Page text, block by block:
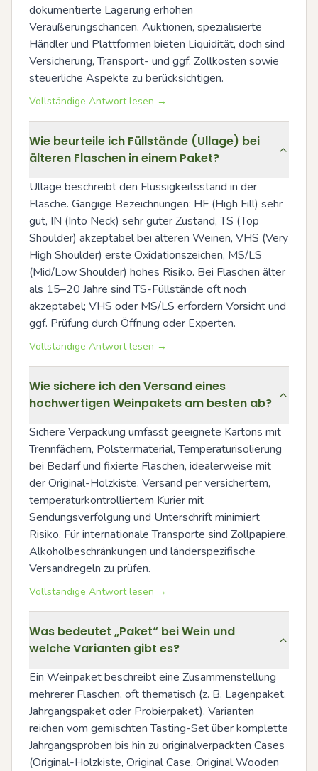
dokumentierte Lagerung erhöhen
Veräußerungschancen. Auktionen, spezialisierte
Händler und Plattformen bieten Liquidität, doch sind
Versicherung, Transport- und ggf. Zollkosten sowie
steuerliche Aspekte zu berücksichtigen.
Vollständige Antwort lesen →
Wie beurteile ich Füllstände (Ullage) bei
älteren Flaschen in einem Paket?
Ullage beschreibt den Flüssigkeitsstand in der
Flasche. Gängige Bezeichnungen: HF (High Fill) sehr
gut, IN (Into Neck) sehr guter Zustand, TS (Top
Shoulder) akzeptabel bei älteren Weinen, VHS (Very
High Shoulder) erste Oxidationszeichen, MS/LS
(Mid/Low Shoulder) hohes Risiko. Bei Flaschen älter
als 15–20 Jahre sind TS-Füllstände oft noch
akzeptabel; VHS oder MS/LS erfordern Vorsicht und
ggf. Prüfung durch Öffnung oder Experten.
Vollständige Antwort lesen →
Wie sichere ich den Versand eines
hochwertigen Weinpakets am besten ab?
Sichere Verpackung umfasst geeignete Kartons mit
Trennfächern, Polstermaterial, Temperaturisolierung
bei Bedarf und fixierte Flaschen, idealerweise mit
der Original-Holzkiste. Versand per versichertem,
temperaturkontrolliertem Kurier mit
Sendungsverfolgung und Unterschrift minimiert
Risiko. Für internationale Transporte sind Zollpapiere,
Alkoholbeschränkungen und länderspezifische
Versandregeln zu prüfen.
Vollständige Antwort lesen →
Was bedeutet „Paket“ bei Wein und
welche Varianten gibt es?
Ein Weinpaket beschreibt eine Zusammenstellung
mehrerer Flaschen, oft thematisch (z. B. Lagenpaket,
Jahrgangspaket oder Probierpaket). Varianten
reichen vom gemischten Tasting-Set über komplette
Jahrgangsproben bis hin zu originalverpackten Cases
(Original-Holzkiste, Original Case, Original Wooden